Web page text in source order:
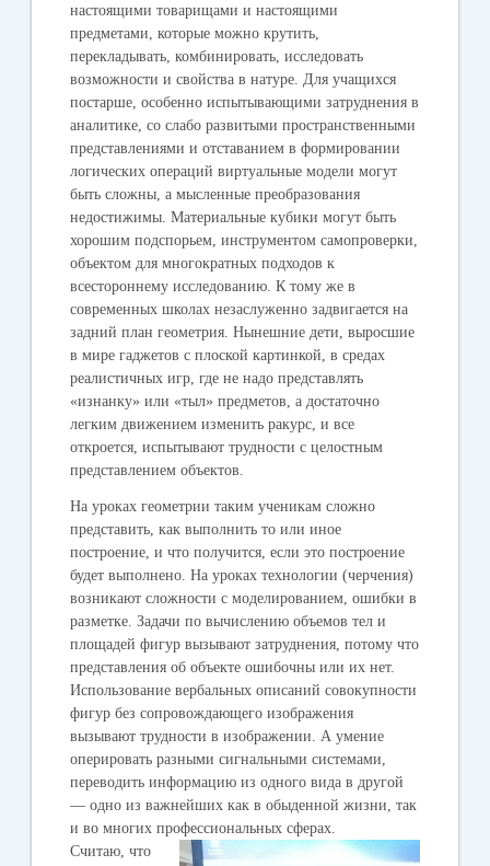
настоящими товарищами и настоящими
предметами, которые можно крутить,
перекладывать, комбинировать, исследовать
возможности и свойства в натуре. Для учащихся
постарше, особенно испытывающими затруднения в
аналитике, со слабо развитыми пространственными
представлениями и отставанием в формировании
логических операций виртуальные модели могут
быть сложны, а мысленные преобразования
недостижимы. Материальные кубики могут быть
хорошим подспорьем, инструментом самопроверки,
объектом для многократных подходов к
всестороннему исследованию. К тому же в
современных школах незаслуженно задвигается на
задний план геометрия. Нынешние дети, выросшие
в мире гаджетов с плоской картинкой, в средах
реалистичных игр, где не надо представлять
«изнанку» или «тыл» предметов, а достаточно
легким движением изменить ракурс, и все
откроется, испытывают трудности с целостным
представлением объектов.
На уроках геометрии таким ученикам сложно
представить, как выполнить то или иное
построение, и что получится, если это построение
будет выполнено. На уроках технологии (черчения)
возникают сложности с моделированием, ошибки в
разметке. Задачи по вычислению объемов тел и
площадей фигур вызывают затруднения, потому что
представления об объекте ошибочны или их нет.
Использование вербальных описаний совокупности
фигур без сопровождающего изображения
вызывают трудности в изображении. А умение
оперировать разными сигнальными системами,
переводить информацию из одного вида в другой
— одно из важнейших как в обыденной жизни, так
и во многих профессиональных сферах.
Считаю, что